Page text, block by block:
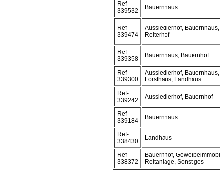
Ref-
339532
Bauernhaus
Ref-
339474
Aussiedlerhof,
Reiterhof
Ref-
339358
Bauernhaus, Bauernhof
Ref-
339300
Aussiedlerhof,
Forsthaus, Landhaus
Ref-
339242
Aussiedlerhof, Bauernhof
Ref-
339184
Bauernhaus
Ref-
338430
Landhaus
Ref-
338372
Bauernhof,
Reitanlage, Sonstiges